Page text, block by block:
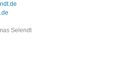
Selendt